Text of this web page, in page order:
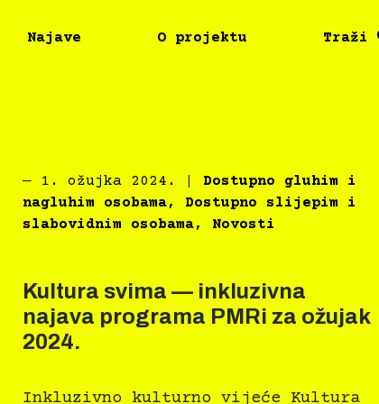
Najave O projektu Traži
― 1. ožujka 2024.
Dostupno gluhim i
nagluhim osobama, Dostupno slijepim i
slabovidnim osobama, Novosti
Kultura svima — inkluzivna
najava programa PMRi za ožujak
2024.
Inkluzivno kulturno vijeće Kultura